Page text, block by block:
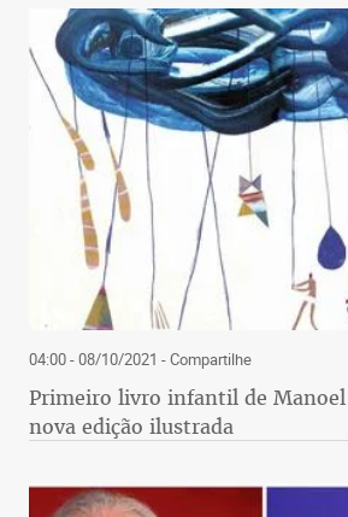
04:00 - 08/10/2021 - Compartilhe
Primeiro livro infantil de Manoel
nova edição ilustrada